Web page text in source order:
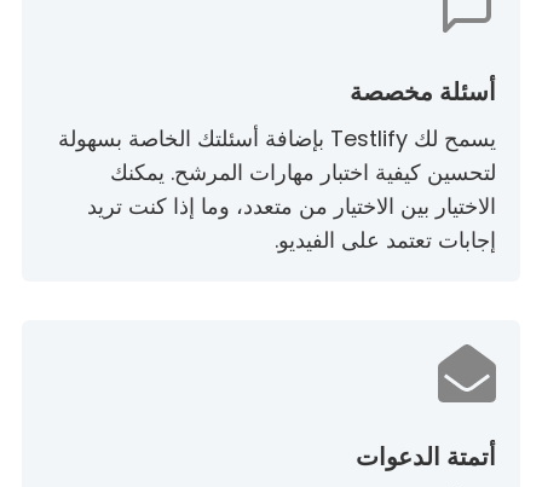
أسئلة مخصصة
يسمح لك Testlify بإضافة أسئلتك الخاصة بسهولة
لتحسين كيفية اختبار مهارات المرشح. يمكنك
الاختيار بين الاختيار من متعدد، وما إذا كنت تريد
إجابات تعتمد على الفيديو.
أتمتة الدعوات